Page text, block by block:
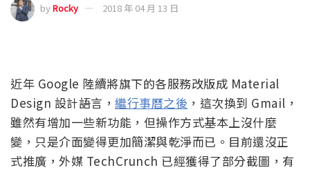
byRocky 2018 年 04 月 13 日
近年 Google 陸續將旗下的各服務改版成 Material
Design 設計語言， 繼行事曆之後 ，這次換到 Gmail，
雖然有增加一些新功能，但操作方式基本上沒什麼
變，只是介面變得更加簡潔與乾淨而已。目前還沒正
式推廣，外媒 TechCrunch 已經獲得了部分截圖，有